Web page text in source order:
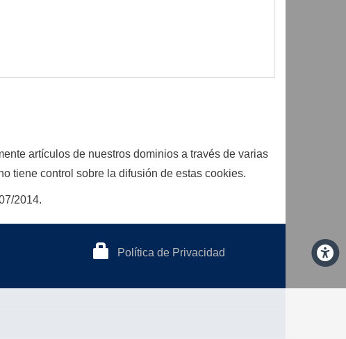
artículos de nuestros dominios a través de varias
tiene control sobre la difusión de estas cookies.
2014.
Política de Privacidad